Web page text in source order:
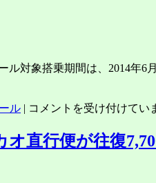
対象搭乗期間は、2014年6
ル | ピ
チ
国
コメントを受け付けてい
直行便が往復